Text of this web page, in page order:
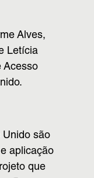
Alves,
Letícia
Acesso
Unido são
aplicação
que